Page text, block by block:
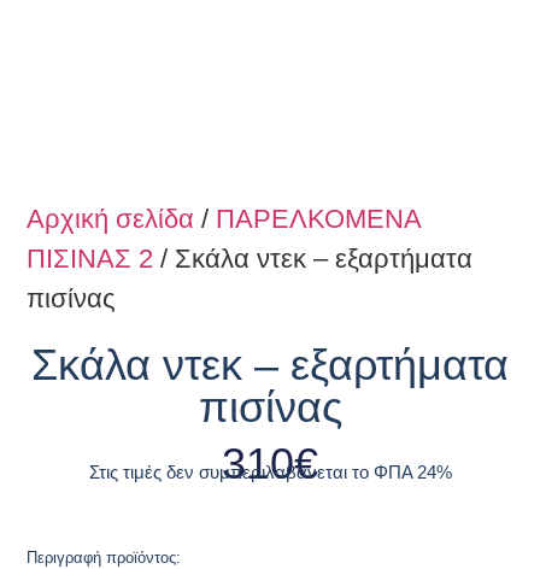
Αρχική σελίδα / ΠΑΡΕΛΚΟΜΕΝΑ
ΠΙΣΙΝΑΣ 2 / Σκάλα ντεκ – εξαρτήματα
πισίνας
Σκάλα ντεκ – εξαρτήματα
πισίνας
310€
Στις τιμές δεν συμπεριλαβάνεται το ΦΠΑ 24%
Περιγραφή προϊόντος: